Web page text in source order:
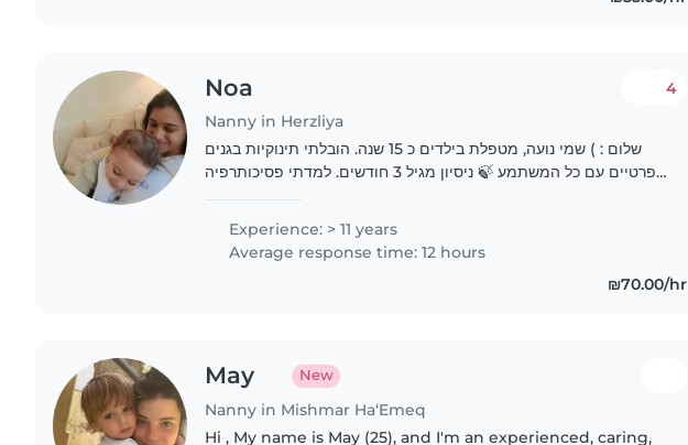
Noa
Nanny in Herzliya
4
שלום : ) שמי נועה, מטפלת בילדים כ 15 שנה. הובלתי תינוקיות בגנים
פרטיים עם כל המשתמע 🍃 ניסיון מגיל 3 חודשים. למדתי פסיכותרפיה
Experience: > 11 years
Average response time: 12 hours
₪70.00/hr
May New
Nanny in Mishmar Ha‘Emeq
Hi , My name is May (25), and I'm an experienced, caring,